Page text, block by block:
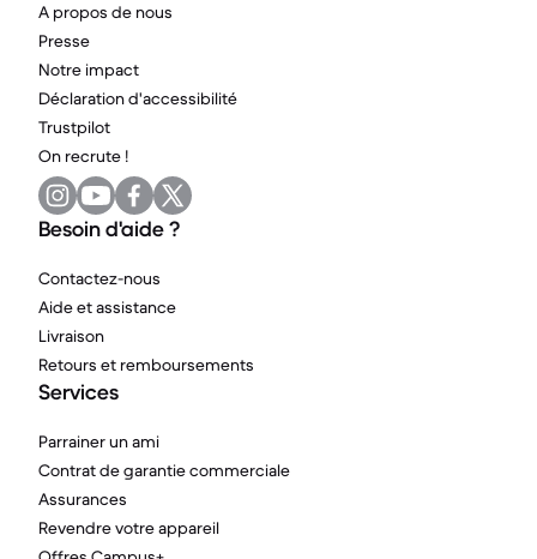
A propos de nous
Presse
Notre impact
Déclaration d'accessibilité
Trustpilot
On recrute !
Besoin d'aide ?
Contactez-nous
Aide et assistance
Livraison
Retours et remboursements
Services
Parrainer un ami
Contrat de garantie commerciale
Assurances
Revendre votre appareil